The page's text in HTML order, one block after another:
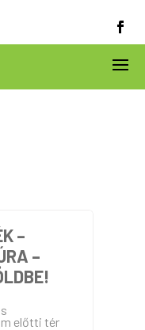
–
–
előtti tér